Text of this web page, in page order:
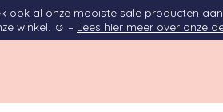
ook al onze mooiste sale producten
winkel. ☺ – Lees hier meer over onze